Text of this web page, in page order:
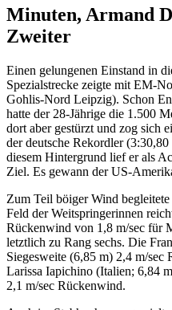
Minuten, Armand
Zweiter
Einen gelungenen Einstand in
Spezialstrecke zeigte mit EM-
Gohlis-Nord Leipzig). Schon
hatte der 28-Jährige die 1.500
dort aber gestürzt und zog sich
der deutsche Rekordler
diesem Hintergrund lief er als
Ziel. Es gewann der US-
Zum Teil böiger Wind
Feld der Weitspringerinnen
Rückenwind von 1,8 m/sec für
letztlich zu Rang sechs. Die
Siegesweite (6,85 m) 2,4 m/
Larissa Iapichino (Italien; 6,84
2,1 m/sec Rückenwind.